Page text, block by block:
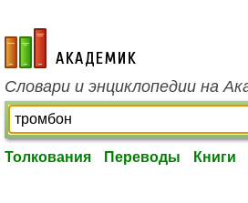
academic.ru
Словари и энциклопедии на
Толкования Переводы Книги